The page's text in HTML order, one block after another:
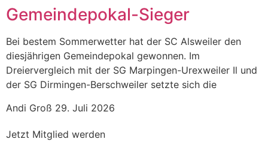
Gemeindepokal-Sieger
Bei bestem Sommerwetter hat der SC Alsweiler den
diesjährigen Gemeindepokal gewonnen. Im
Dreiervergleich mit der SG Marpingen-Urexweiler Il und
der SG Dirmingen-Berschweiler setzte sich die
Andi Groß 29. Juli 2026
Jetzt Mitglied werden